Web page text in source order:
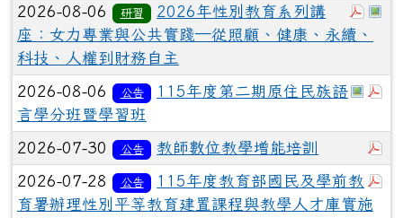
於
2026-08-06 研習
2026年性別教育系列講
座：女力專業與公共實踐─從照顧、健康、永續、
科技、人權到財務自主
於
2026-08-06 公告
115年度第二期原住民族語
言學分班暨學習班
2026-07-30 公告 教師數位教學增能培訓
2026-07-28 公告
115年度教育部國民及學前教
育署辦理性別平等教育建置課程與教學人才庫實施